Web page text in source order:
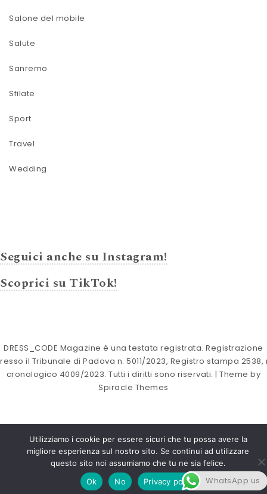
Salone del mobile
Salute
Sanremo
Sfilate
Sport
Travel
Wedding
Seguici anche su Instagram!
Scoprici su TikTok!
DRESS_CODE Magazine è una testata registrata. Registrazione
il Tribunale di Padova n. 5011/2023, Registro stampa 2538,
cronologico 4009/2023. Tutti i diritti sono riservati. | Theme by
Spiracle Themes
WhatsApp us
Utilizziamo i cookie per essere sicuri che tu possa avere la
migliore esperienza sul nostro sito. Se continui ad utilizzare
questo sito noi assumiamo che tu ne sia felice.
Ok
No Privacy policy